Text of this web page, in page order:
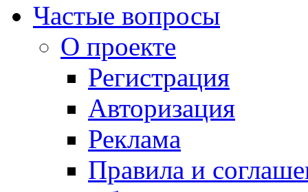
Частые вопросы
О проекте
Регистрация
Авторизация
Реклама
Правила и